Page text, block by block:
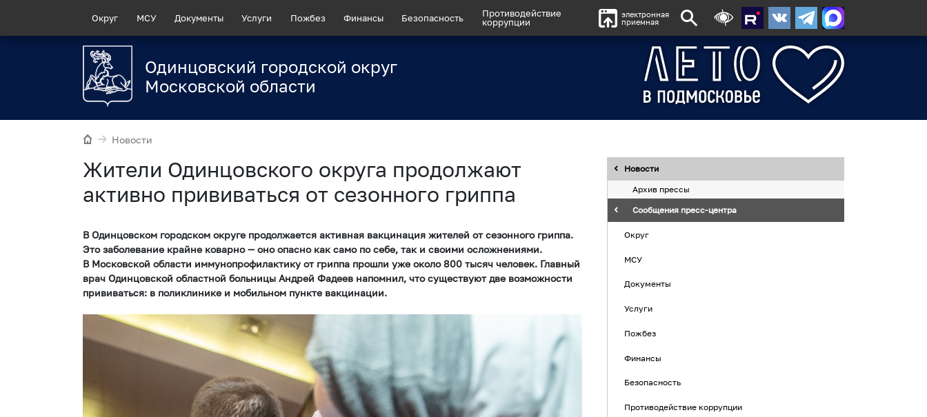
Округ МСУ Документы Услуги Пожбез Финансы Безопасность
Противодействие
коррупции
электронная
приемная
Одинцовский городской округ
Московской области
Новости
Жители Одинцовского округа продолжают
активно прививаться от сезонного гриппа
В Одинцовском городском округе продолжается активная вакцинация жителей от сезонного гриппа.
Это заболевание крайне коварно — оно опасно как само по себе, так и своими осложнениями.
В Московской области иммунопрофилактику от гриппа прошли уже около 800 тысяч человек. Главный
врач Одинцовской областной больницы Андрей Фадеев напомнил, что существуют две возможности
прививаться: в поликлинике и мобильном пункте вакцинации.
Новости
Архив прессы
Сообщения пресс-центра
Округ
МСУ
Документы
Услуги
Пожбез
Финансы
Безопасность
Противодействие коррупции